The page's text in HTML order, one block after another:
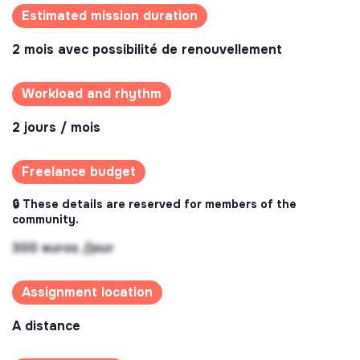
Estimated mission duration
2 mois avec possibilité de renouvellement
Workload and rhythm
2 jours / mois
Freelance budget
🔒 These details are reserved for members of the
community.
300 euros /jour
Assignment location
A distance